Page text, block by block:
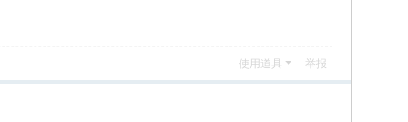
使用道具 举报